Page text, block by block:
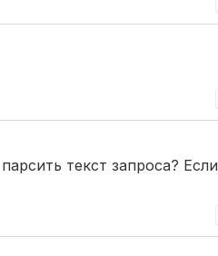
текст запроса? Если